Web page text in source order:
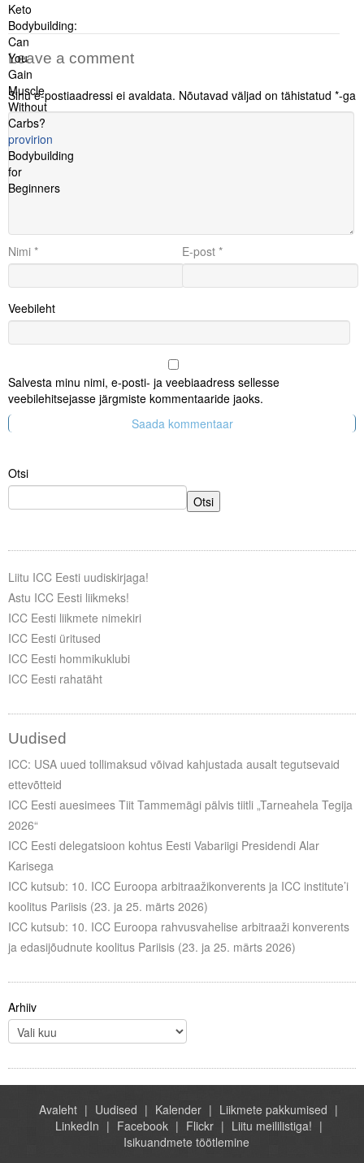
Keto
Bodybuilding:
Can
You
Gain
Muscle
Without
Carbs?
provirion
Bodybuilding
for
Beginners
Leave a comment
Sinu e-postiaadressi ei avaldata. Nõutavad väljad on tähistatud *-ga
Nimi * E-post *
Veebileht
Salvesta minu nimi, e-posti- ja veebiaadress sellesse
veebilehitsejasse järgmiste kommentaaride jaoks.
Otsi
Otsi
Liitu ICC Eesti uudiskirjaga!
Astu ICC Eesti liikmeks!
ICC Eesti liikmete nimekiri
ICC Eesti üritused
ICC Eesti hommikuklubi
ICC Eesti rahatäht
Uudised
ICC: USA uued tollimaksud võivad kahjustada ausalt tegutsevaid
ettevõtteid
ICC Eesti auesimees Tiit Tammemägi pälvis tiitli „Tarneahela Tegija
2026“
ICC Eesti delegatsioon kohtus Eesti Vabariigi Presidendi Alar
Karisega
ICC kutsub: 10. ICC Euroopa arbitraažikonverents ja ICC institute’i
koolitus Pariisis (23. ja 25. märts 2026)
ICC kutsub: 10. ICC Euroopa rahvusvahelise arbitraaži konverents
ja edasijõudnute koolitus Pariisis (23. ja 25. märts 2026)
Arhiiv
Avaleht Uudised Kalender
Liikmete pakkumised
LinkedIn
Facebook Flickr
Liitu meililistiga!
Isikuandmete töötlemine